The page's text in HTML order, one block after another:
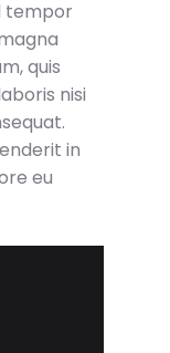
tempor
quis
nisi
in
eu